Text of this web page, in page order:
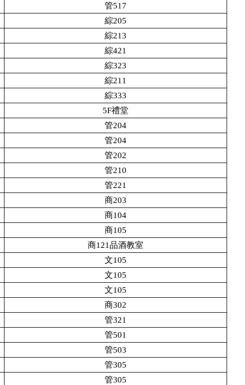
管517
綜205
綜213
綜421
綜323
綜211
綜333
5F禮堂
管204
管204
管202
管210
管221
商203
商104
商105
商121品酒教室
文105
文105
文105
商302
管321
管501
管503
管305
管305